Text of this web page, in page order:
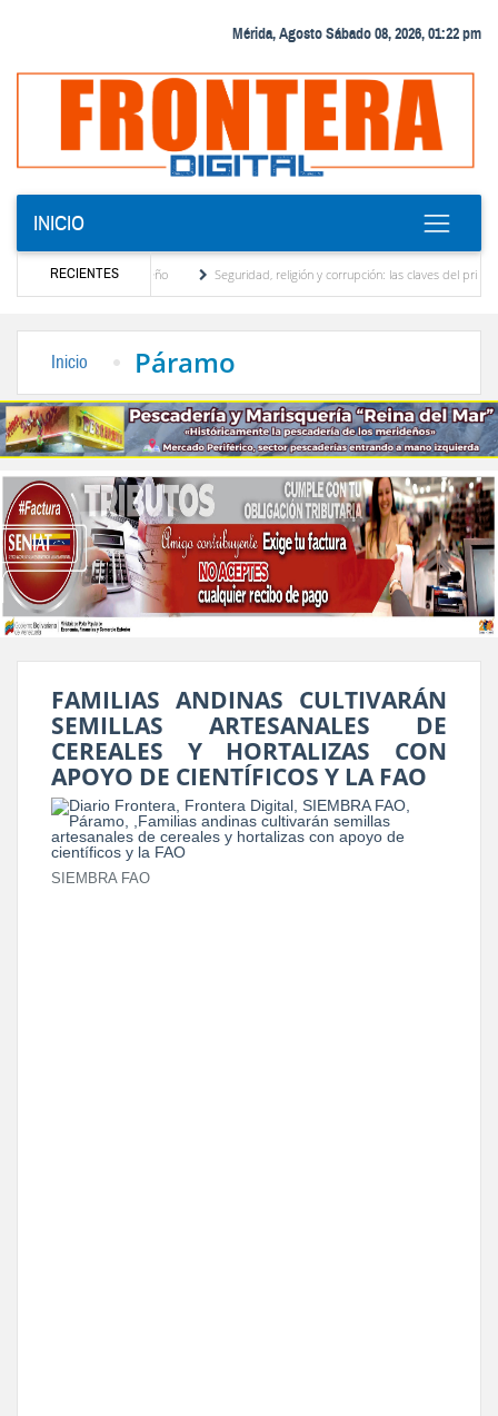
Mérida, Agosto Sábado 08, 2026, 01:22 pm
INICIO
RECIENTES
turístico merideño
Seguridad, religión y corrupción: las claves del primer
Inicio Páramo
FAMILIAS ANDINAS CULTIVARÁN
SEMILLAS ARTESANALES DE
CEREALES Y HORTALIZAS CON
APOYO DE CIENTÍFICOS Y LA FAO
SIEMBRA FAO